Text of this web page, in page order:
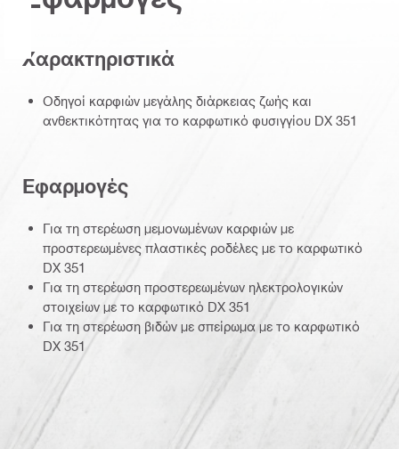
Χαρακτηριστικά
Οδηγοί καρφιών μεγάλης διάρκειας ζωής και
ανθεκτικότητας για το καρφωτικό φυσιγγίου DX 351
Εφαρμογές
Για τη στερέωση μεμονωμένων καρφιών με
προστερεωμένες πλαστικές ροδέλες με το καρφωτικό
DX 351
Για τη στερέωση προστερεωμένων ηλεκτρολογικών
στοιχείων με το καρφωτικό DX 351
Για τη στερέωση βιδών με σπείρωμα με το καρφωτικό
DX 351